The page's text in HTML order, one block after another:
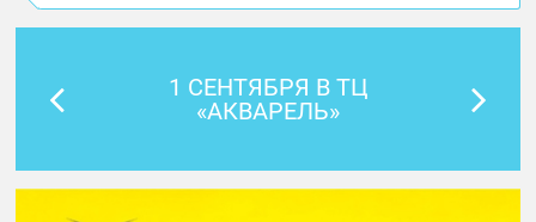
1 СЕНТЯБРЯ В ТЦ
«АКВАРЕЛЬ»